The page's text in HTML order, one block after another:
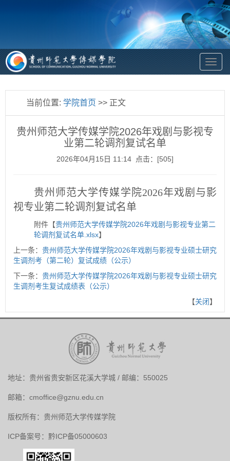
当前位置: 学院首页 >> 正文
贵州师范大学传媒学院2026年戏剧与影视专
业第二轮调剂复试名单
2026年04月15日 11:14 点击：[505]
贵州师范大学传媒学院2026年戏剧与影
视专业第二轮调剂复试名单
附件【贵州师范大学传媒学院2026年戏剧与影视专业第二
轮调剂复试名单.xlsx】
上一条： 贵州师范大学传媒学院2026年戏剧与影视专业硕士研究
生调剂考（第二轮）复试成绩（公示）
下一条： 贵州师范大学传媒学院2026年戏剧与影视专业硕士研究
生调剂考生复试成绩表（公示）
【关闭】
地址：贵州省贵安新区花溪大学城 / 邮编：550025
邮箱： cmoffice@gznu.edu.cn
版权所有：贵州师范大学传媒学院
ICP备案号：黔ICP备05000603